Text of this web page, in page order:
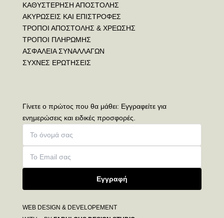
ΚΑΘΥΣΤΕΡΗΣΗ ΑΠΟΣΤΟΛΗΣ
ΑΚΥΡΩΣΕΙΣ ΚΑΙ ΕΠΙΣΤΡΟΦΕΣ
ΤΡΟΠΟΙ ΑΠΟΣΤΟΛΗΣ & ΧΡΕΩΣΗΣ
ΤΡΟΠΟΙ ΠΛΗΡΩΜΗΣ
ΑΣΦΑΛΕΙΑ ΣΥΝΑΛΛΑΓΩΝ
ΣΥΧΝΕΣ ΕΡΩΤΗΣΕΙΣ
Γίνετε ο πρώτος που θα μάθει: Εγγραφείτε για
ενημερώσεις και ειδικές προσφορές.
Εγγραφή
WEB DESIGN & DEVELOPEMENT